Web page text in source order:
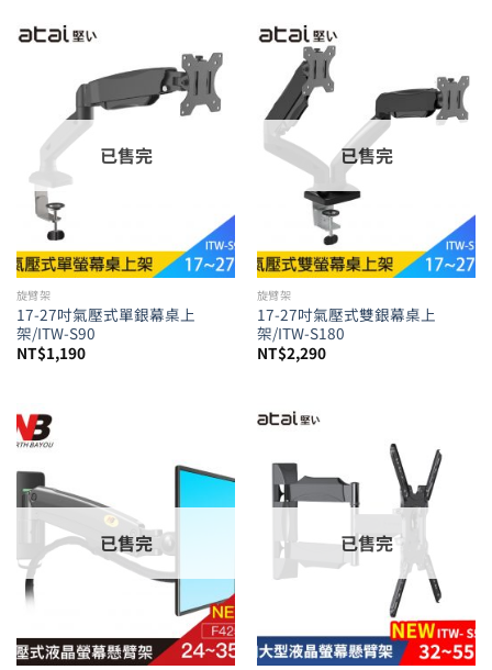
已售完
旋臂架
17-27吋氣壓式單銀幕桌上
架/ITW-S90
NT$1,190
已售完
旋臂架
17-27吋氣壓式雙銀幕桌上
架/ITW-S180
NT$2,290
已售完 已售完